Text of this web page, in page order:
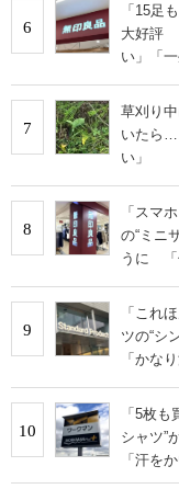
6
「15足
大好評
い」「
7
草刈り
いたら
い」
8
「スマ
の“ミニ
うに 「
9
「これ
ツの“シ
「かな
10
「5枚
シャツ”
「汗を